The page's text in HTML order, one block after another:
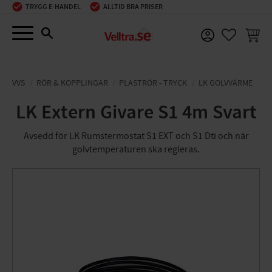
Meny
TRYGG E-HANDEL ALLTID BRA PRISER
VVS RÖR & KOPPLINGAR PLASTRÖR - TRYCK LK GOLVVÄRME
LK Extern Givare S1 4m Svart
Avsedd för LK Rumstermostat S1 EXT och S1 Dti och när
golvtemperaturen ska regleras.